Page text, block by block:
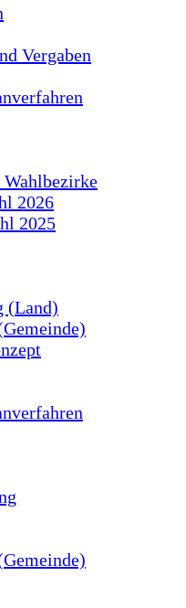
Vergaben
2026
2025
(Land)